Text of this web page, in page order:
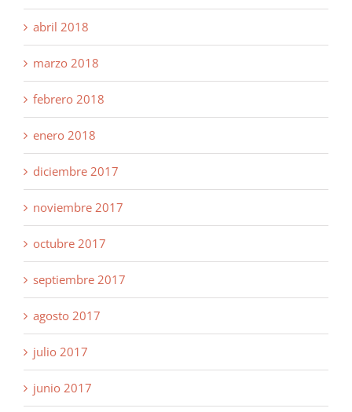
abril 2018
marzo 2018
febrero 2018
enero 2018
diciembre 2017
noviembre 2017
octubre 2017
septiembre 2017
agosto 2017
julio 2017
junio 2017